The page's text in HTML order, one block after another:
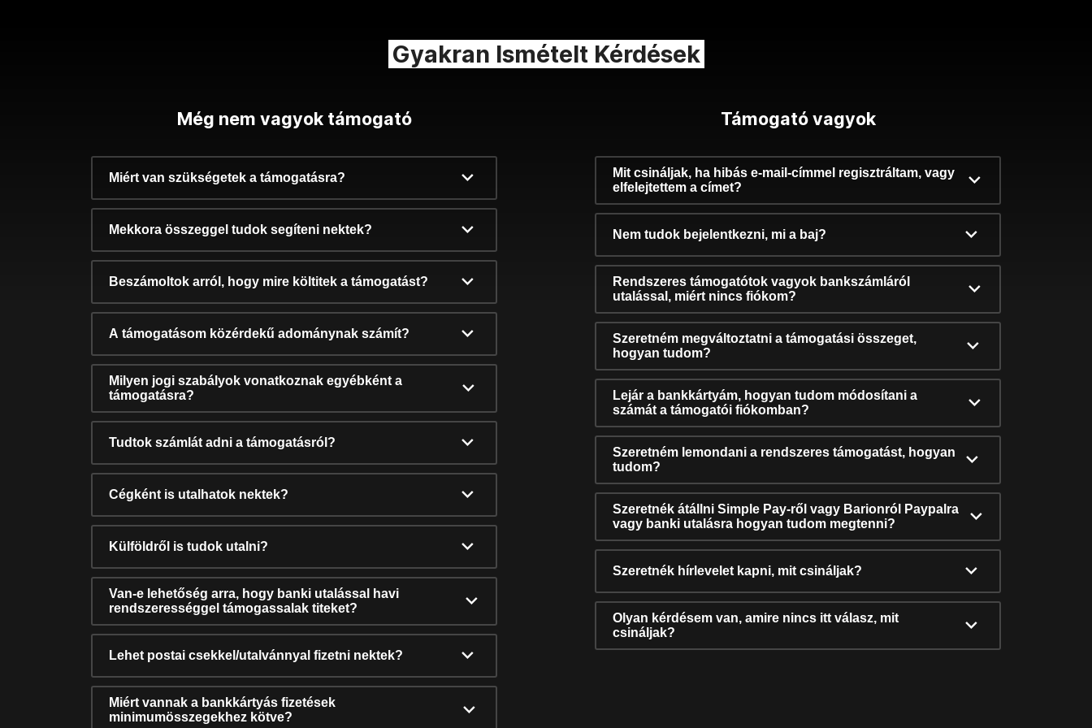
Gyakran Ismételt Kérdések
Még nem vagyok támogató
Miért van szükségetek a támogatásra?
Mekkora összeggel tudok segíteni nektek?
Beszámoltok arról, hogy mire költitek a támogatást?
A támogatásom közérdekű adománynak számít?
Milyen jogi szabályok vonatkoznak egyébként a
támogatásra?
Tudtok számlát adni a támogatásról?
Cégként is utalhatok nektek?
Külföldről is tudok utalni?
Van-e lehetőség arra, hogy banki utalással havi
rendszerességgel támogassalak titeket?
Lehet postai csekkel/utalvánnyal fizetni nektek?
Miért vannak a bankkártyás fizetések
minimumösszegekhez kötve?
Támogató vagyok
Mit csináljak, ha hibás e-mail-címmel regisztráltam, vagy
elfelejtettem a címet?
Nem tudok bejelentkezni, mi a baj?
Rendszeres támogatótok vagyok bankszámláról
utalással, miért nincs fiókom?
Szeretném megváltoztatni a támogatási összeget,
hogyan tudom?
Lejár a bankkártyám, hogyan tudom módosítani a
számát a támogatói fiókomban?
Szeretném lemondani a rendszeres támogatást, hogyan
tudom?
Szeretnék átállni Simple Pay-ről vagy Barionról Paypalra
vagy banki utalásra hogyan tudom megtenni?
Szeretnék hírlevelet kapni, mit csináljak?
Olyan kérdésem van, amire nincs itt válasz, mit
csináljak?